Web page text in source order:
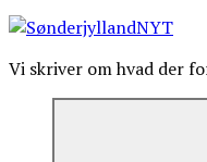
Vi skriver om hvad der